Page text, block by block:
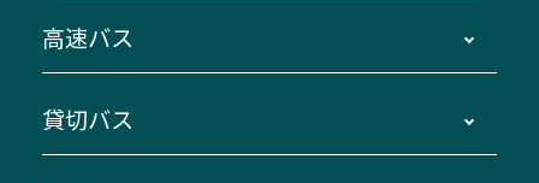
主要停留所案内図・時刻表
路線バスのご利用方法
高速バス
南紀・VISON～横浜・東京・埼玉
貸切バス